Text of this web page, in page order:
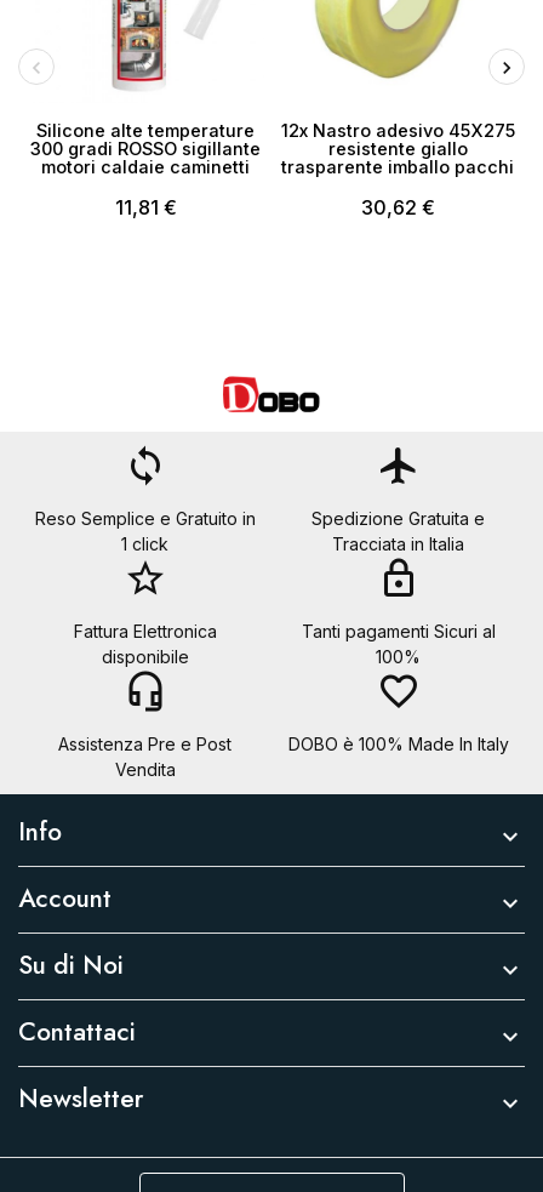
Silicone alte temperature
300 gradi ROSSO sigillante
motori caldaie caminetti
11,81 €
12x Nastro adesivo 45X275
resistente giallo
trasparente imballo pacchi
30,62 €
loop
Reso Semplice e Gratuito in
1 click
flight
Spedizione Gratuita e
Tracciata in Italia
star_border
Fattura Elettronica
disponibile
lock
Tanti pagamenti Sicuri al
100%
headset_mic
Assistenza Pre e Post
Vendita
favorite_border
DOBO è 100% Made In Italy
Info 
Account 
Su di Noi 
Contattaci 
Newsletter 